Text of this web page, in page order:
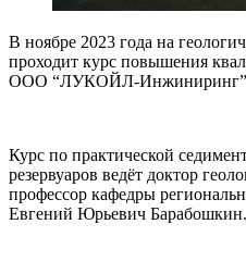
В ноябре 2023 года на
проходит курс повышения
OOO “ЛУКОЙЛ-Инжиниринг”
Курс по практической
резервуаров ведёт доктор
профессор кафедры
Евгений Юрьевич Барабошкин.